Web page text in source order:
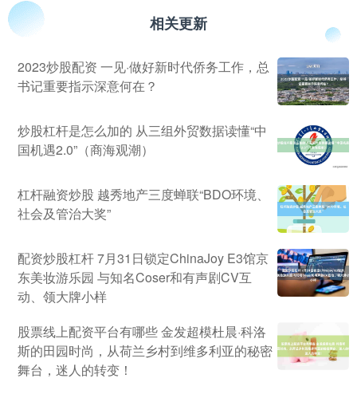
相关更新
2023炒股配资 一见·做好新时代侨务工作，总
书记重要指示深意何在？
炒股杠杆是怎么加的 从三组外贸数据读懂“中
国机遇2.0”（商海观潮）
杠杆融资炒股 越秀地产三度蝉联“BDO环境、
社会及管治大奖”
配资炒股杠杆 7月31日锁定ChinaJoy E3馆京
东美妆游乐园 与知名Coser和有声剧CV互
动、领大牌小样
股票线上配资平台有哪些 金发超模杜晨·科洛
斯的田园时尚，从荷兰乡村到维多利亚的秘密
舞台，迷人的转变！